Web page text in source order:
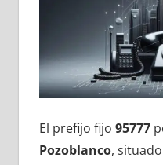
El prefijo fijo 95777
Pozoblanco,